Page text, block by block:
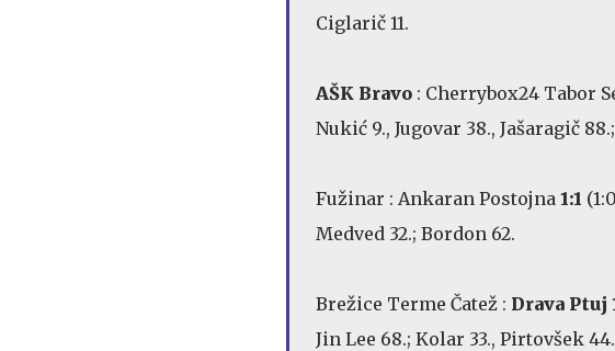
Ciglarič 11.
AŠK Bravo : Cherrybox24 Tabor
Nukić 9., Jugovar 38., Jašaragič
Fužinar : Ankaran Postojna 1:1
Medved 32.; Bordon 62.
Brežice Terme Čatež : Drava Ptuj
Jin Lee 68.; Kolar 33., Pirtovšek